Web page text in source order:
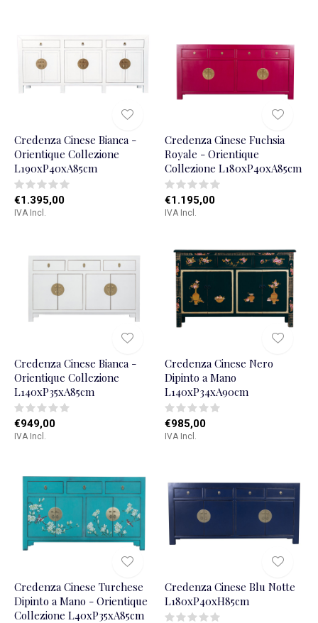
Credenza Cinese Bianca -
Orientique Collezione
L190xP40xA85cm
€1.395,00
IVA Incl.
Credenza Cinese Fuchsia
Royale - Orientique
Collezione L180xP40xA85cm
€1.195,00
IVA Incl.
Credenza Cinese Bianca -
Orientique Collezione
L140xP35xA85cm
€949,00
IVA Incl.
Credenza Cinese Nero
Dipinto a Mano
L140xP34xA90cm
€985,00
IVA Incl.
Credenza Cinese Turchese
Dipinto a Mano - Orientique
Collezione L40xP35xA85cm
Credenza Cinese Blu Notte
L180xP40xH85cm